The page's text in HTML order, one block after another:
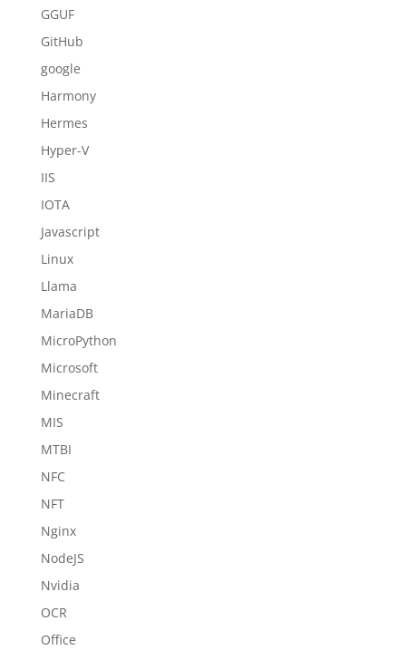
GGUF
GitHub
google
Harmony
Hermes
Hyper-V
IIS
IOTA
Javascript
Linux
Llama
MariaDB
MicroPython
Microsoft
Minecraft
MIS
MTBI
NFC
NFT
Nginx
NodeJS
Nvidia
OCR
Office